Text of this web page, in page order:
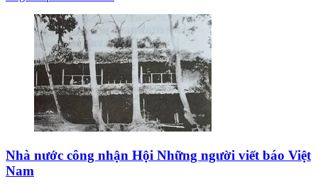
Nhà nước công nhận Hội Những người viết báo Việt
Nam